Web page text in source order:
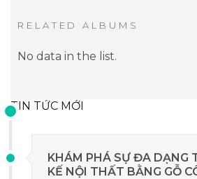
RELATED ALBUMS
No data in the list.
TIN TỨC MỚI
KHÁM PHÁ SỰ ĐA DẠNG
KẾ NỘI THẤT BẰNG GỖ